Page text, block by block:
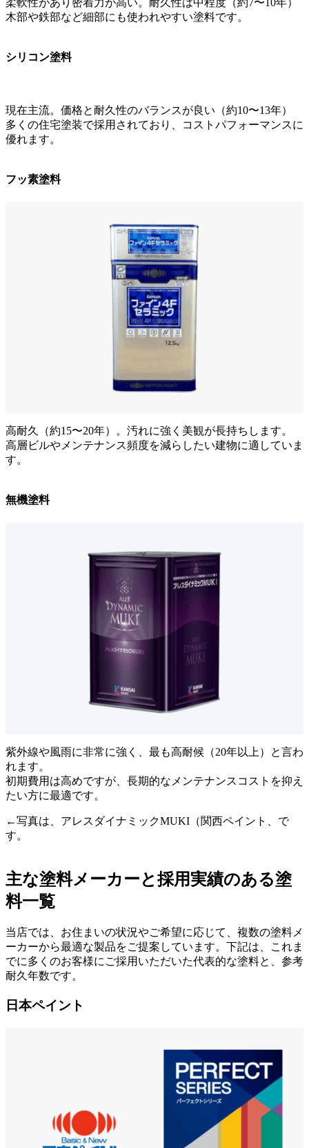
柔軟性があり密着力が高い。耐久性は中程度（約7〜10年）
木部や鉄部など細部にも使われやすい塗料です。
シリコン塗料
現在主流。価格と耐久性のバランスが良い（約10〜13年）
多くの住宅塗装で採用されており、コストパフォーマンスに
優れます。
フッ素塗料
高耐久（約15〜20年）。汚れに強く美観が長持ちします。
高層ビルやメンテナンス頻度を減らしたい建物に適していま
す。
無機塗料
紫外線や風雨に非常に強く、最も高耐候（20年以上）と言わ
れます。
初期費用は高めですが、長期的なメンテナンスコストを抑え
たい方に最適です。
←写真は、アレスダイナミックMUKI（関西ペイント、で
す。
主な塗料メーカーと採用実績のある塗
料一覧
当店では、お住まいの状況やご希望に応じて、複数の塗料メ
ーカーから最適な製品をご提案しています。下記は、これま
でに多くのお客様にご採用いただいた代表的な塗料と、参考
耐久年数です。
日本ペイント